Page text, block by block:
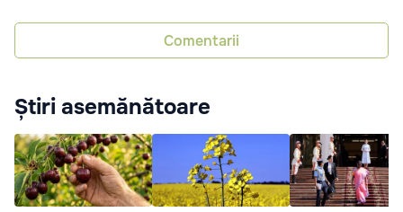
Comentarii
Știri asemănătoare